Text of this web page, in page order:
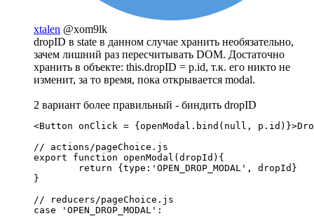
xtalen @xom9lk
dropID в state в данном случае хранить необязательно,
зачем лишний раз пересчитывать DOM. Достаточно
хранить в объекте: this.dropID = p.id, т.к. его никто не
изменит, за то время, пока открывается modal.
2 вариант более правильный - биндить dropID
<Button onClick = {openModal.bind(null,
// actions/pageChoice.js
export function openModal(dropId){
        return {type:'OPEN_DROP_MODAL', dropId}
}
// reducers/pageChoice.js
case 'OPEN_DROP_MODAL':